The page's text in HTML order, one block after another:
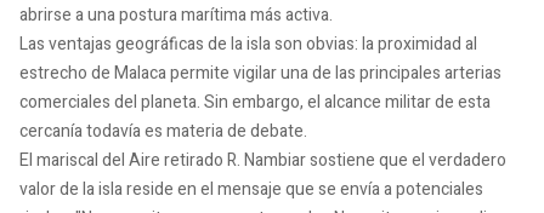
abrirse a una postura marítima más activa.
Las ventajas geográficas de la isla son obvias: la proximidad al
estrecho de Malaca permite vigilar una de las principales arterias
comerciales del planeta. Sin embargo, el alcance militar de esta
cercanía todavía es materia de debate.
El mariscal del Aire retirado R. Nambiar sostiene que el verdadero
valor de la isla reside en el mensaje que se envía a potenciales